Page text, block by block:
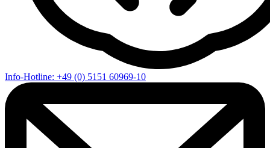
Info-Hotline: +49 (0) 5151 60969-10